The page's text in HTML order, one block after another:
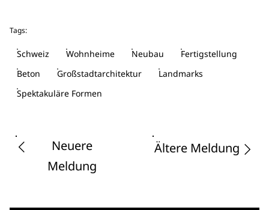
Tags:
Schweiz Wohnheime Neubau
Fertigstellung
Beton
Großstadtarchitektur
Landmarks
Spektakuläre Formen
Neuere
Meldung
Ältere Meldung